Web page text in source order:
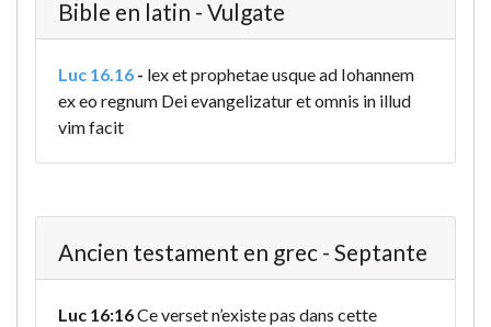
Bible en latin - Vulgate
Luc 16.16 - lex et prophetae usque ad Iohannem
ex eo regnum Dei evangelizatur et omnis in illud
vim facit
Ancien testament en grec - Septante
Luc 16:16Ce verset n’existe pas dans cette